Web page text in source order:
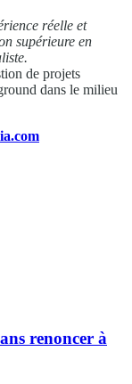
réelle et
supérieure en
de projets
dans le milieu
renoncer à